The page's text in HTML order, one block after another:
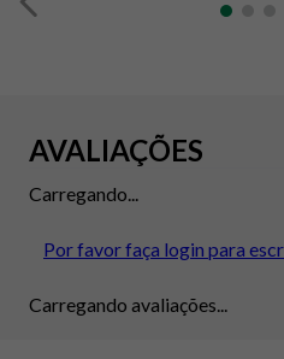
AVALIAÇÕES
Carregando...
Por favor faça login para
Carregando avaliações...